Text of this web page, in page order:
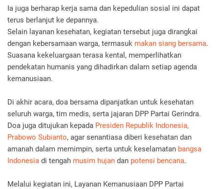
Ia juga berharap kerja sama dan kepedulian sosial ini dapat
terus berlanjut ke depannya.
Selain layanan kesehatan, kegiatan tersebut juga dirangkai
dengan kebersamaan warga, termasuk makan siang bersama.
Suasana kekeluargaan terasa kental, memperlihatkan
pendekatan humanis yang dihadirkan dalam setiap agenda
kemanusiaan.
Di akhir acara, doa bersama dipanjatkan untuk kesehatan
seluruh warga, tim medis, serta jajaran DPP Partai Gerindra.
Doa juga ditujukan kepada Presiden Republik Indonesia,
Prabowo Subianto, agar senantiasa diberi kesehatan dan
amanah dalam memimpin, serta untuk keselamatan bangsa
Indonesia di tengah musim hujan dan potensi bencana.
Melalui kegiatan ini, Layanan Kemanusiaan DPP Partai